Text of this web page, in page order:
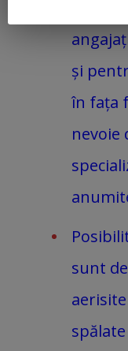
și
în fața
nevoie
sunt